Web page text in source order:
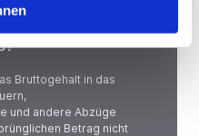
Bruttogehalt in das
und andere Abzüge
Betrag nicht